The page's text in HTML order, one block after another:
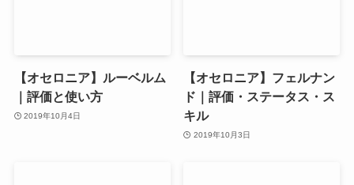
【オセロニア】ルーベルム
｜評価と使い方
2019年10月4日
【オセロニア】フェルナン
ド｜評価・ステータス・ス
キル
2019年10月3日